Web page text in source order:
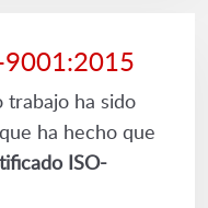
trabajo ha sido
ha hecho que
ISO-